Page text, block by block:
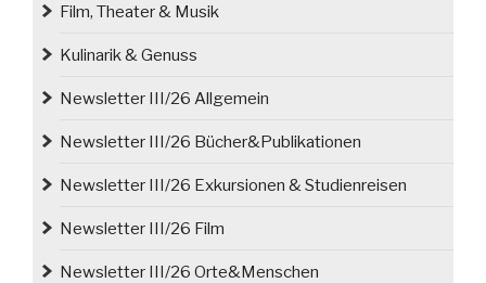
Film, Theater & Musik
Kulinarik & Genuss
Newsletter III/26 Allgemein
Newsletter III/26 Bücher&Publikationen
Newsletter III/26 Exkursionen & Studienreisen
Newsletter III/26 Film
Newsletter III/26 Orte&Menschen